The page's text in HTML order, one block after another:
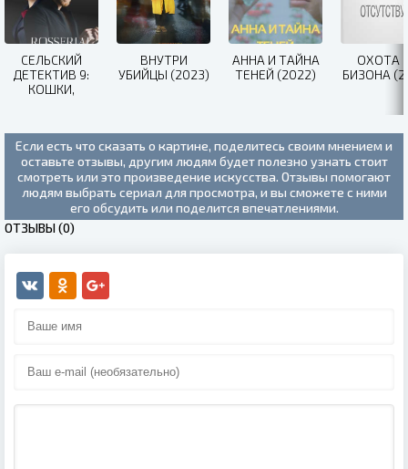
СЕЛЬСКИЙ
ДЕТЕКТИВ 9:
КОШКИ,
ВНУТРИ
УБИЙЦЫ (2023)
АННА И ТАЙНА
ТЕНЕЙ (2022)
ОХОТА
БИЗОНА
Если есть что сказать о картине, поделитесь своим мнением и
оставьте отзывы, другим людям будет полезно узнать стоит
смотреть или это произведение искусства. Отзывы помогают
людям выбрать сериал для просмотра, и вы сможете с ними
его обсудить или поделится впечатлениями.
ОТЗЫВЫ (0)